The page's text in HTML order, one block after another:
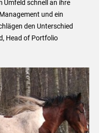
Umfeld schnell an ihre
und ein
den Unterschied
Head of Portfolio